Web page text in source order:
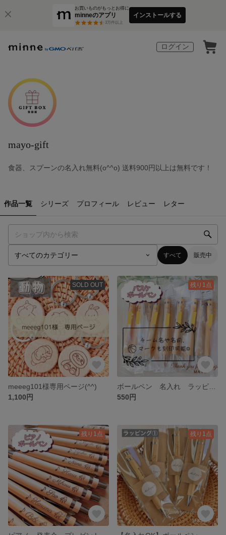
お買いものがもっとお得に
minneのアプリ
3万件以上
インストールする
ログイン
mayo-gift
食器、スプーンの名入れ無料(o^^o) 送料900円以上は無料です！
作品一覧 シリーズ プロフィール レビュー レター
すべて 販売中
SOLD OUT
meeeg101様専用ページ(^^)
1,100円
残り1点
550円
残り1点 残り1点